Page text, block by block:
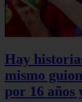
Hay
mismo
por 16 años